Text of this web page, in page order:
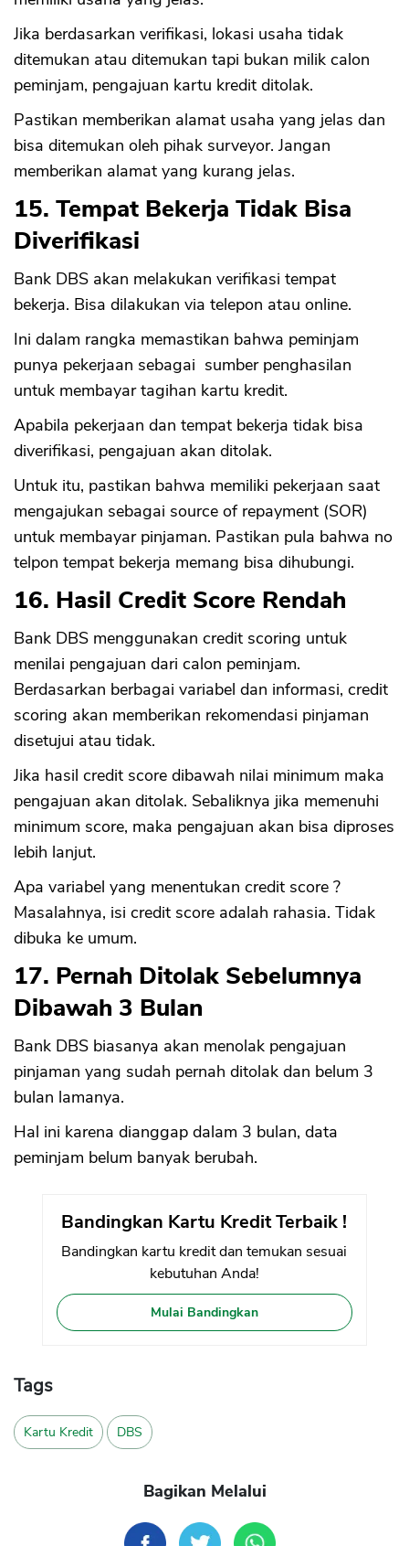
Jika berdasarkan verifikasi, lokasi usaha tidak
ditemukan atau ditemukan tapi bukan milik calon
peminjam, pengajuan kartu kredit ditolak.
Pastikan memberikan alamat usaha yang jelas dan
bisa ditemukan oleh pihak surveyor. Jangan
memberikan alamat yang kurang jelas.
15. Tempat Bekerja Tidak Bisa
Diverifikasi
Bank DBS akan melakukan verifikasi tempat
bekerja. Bisa dilakukan via telepon atau online.
Ini dalam rangka memastikan bahwa peminjam
punya pekerjaan sebagai sumber penghasilan
untuk membayar tagihan kartu kredit.
Apabila pekerjaan dan tempat bekerja tidak bisa
diverifikasi, pengajuan akan ditolak.
Untuk itu, pastikan bahwa memiliki pekerjaan saat
mengajukan sebagai source of repayment (SOR)
untuk membayar pinjaman. Pastikan pula bahwa no
telpon tempat bekerja memang bisa dihubungi.
16. Hasil Credit Score Rendah
Bank DBS menggunakan credit scoring untuk
menilai pengajuan dari calon peminjam.
Berdasarkan berbagai variabel dan informasi, credit
scoring akan memberikan rekomendasi pinjaman
disetujui atau tidak.
Jika hasil credit score dibawah nilai minimum maka
pengajuan akan ditolak. Sebaliknya jika memenuhi
minimum score, maka pengajuan akan bisa diproses
lebih lanjut.
Apa variabel yang menentukan credit score ?
Masalahnya, isi credit score adalah rahasia. Tidak
dibuka ke umum.
17. Pernah Ditolak Sebelumnya
Dibawah 3 Bulan
Bank DBS biasanya akan menolak pengajuan
pinjaman yang sudah pernah ditolak dan belum 3
bulan lamanya.
Hal ini karena dianggap dalam 3 bulan, data
peminjam belum banyak berubah.
Bandingkan Kartu Kredit Terbaik !
Bandingkan kartu kredit dan temukan sesuai
kebutuhan Anda!
Mulai Bandingkan
Tags
Kartu Kredit DBS
Bagikan Melalui